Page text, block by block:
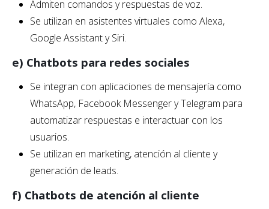
Admiten comandos y respuestas de voz.
Se utilizan en asistentes virtuales como Alexa,
Google Assistant y Siri.
e) Chatbots para redes sociales
Se integran con aplicaciones de mensajería como
WhatsApp, Facebook Messenger y Telegram para
automatizar respuestas e interactuar con los
usuarios.
Se utilizan en marketing, atención al cliente y
generación de leads.
f) Chatbots de atención al cliente